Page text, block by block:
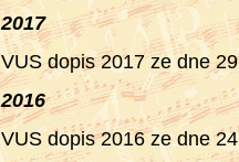
2017
VUS dopis 2017 ze dne
2016
VUS dopis 2016 ze dne